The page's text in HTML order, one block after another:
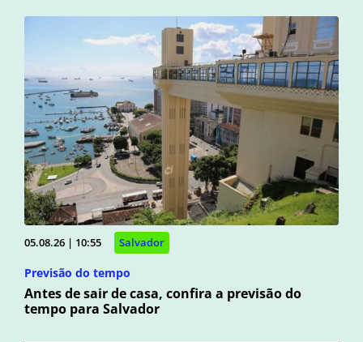
05.08.26 | 10:55 Salvador
Previsão do tempo
Antes de sair de casa, confira a previsão do
tempo para Salvador